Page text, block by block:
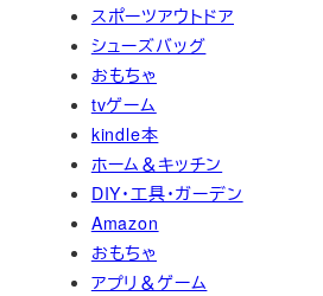
スポーツアウトドア
シューズバッグ
おもちゃ
tvゲーム
kindle本
ホーム＆キッチン
DIY・工具・ガーデン
Amazon
おもちゃ
アプリ＆ゲーム